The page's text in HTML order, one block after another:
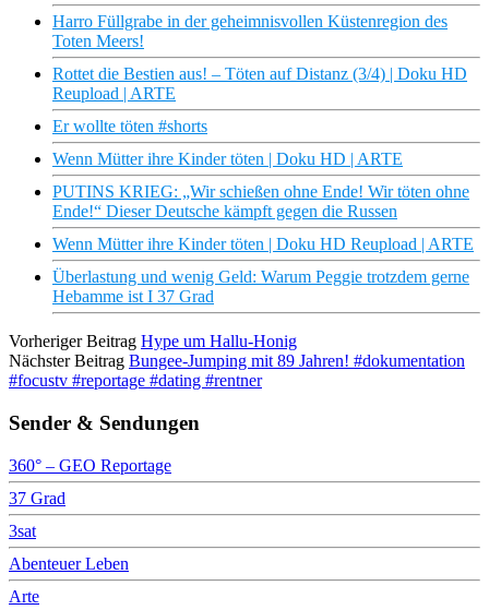
Harro Füllgrabe in der geheimnisvollen Küstenregion des
Toten Meers!
Rottet die Bestien aus! – Töten auf Distanz (3/4) | Doku HD
Reupload | ARTE
Er wollte töten #shorts
Wenn Mütter ihre Kinder töten | Doku HD | ARTE
PUTINS KRIEG: „Wir schießen ohne Ende! Wir töten ohne
Ende!“ Dieser Deutsche kämpft gegen die Russen
Wenn Mütter ihre Kinder töten | Doku HD Reupload | ARTE
Überlastung und wenig Geld: Warum Peggie trotzdem gerne
Hebamme ist I 37 Grad
Vorheriger Beitrag Hype um Hallu-Honig
Nächster Beitrag Bungee-Jumping mit 89 Jahren! #dokumentation
#focustv #reportage #dating #rentner
Sender & Sendungen
360° – GEO Reportage
37 Grad
3sat
Abenteuer Leben
Arte